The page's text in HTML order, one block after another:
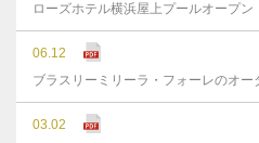
ローズホテル横浜屋上プールオープン
06.12
ブラスリーミリーラ・フォーレのオ
03.02